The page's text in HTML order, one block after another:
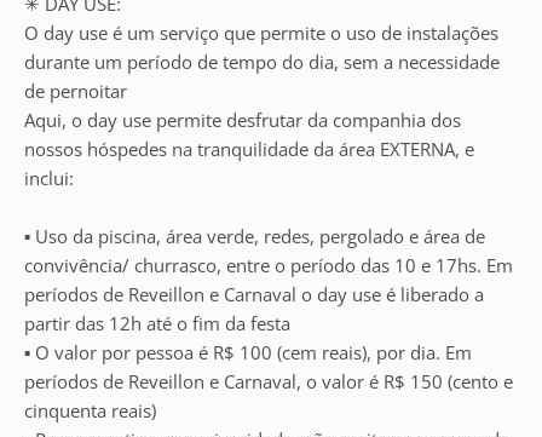
O day use é um serviço que permite o uso de instalações
durante um período de tempo do dia, sem a necessidade
de pernoitar
Aqui, o day use permite desfrutar da companhia dos
nossos hóspedes na tranquilidade da área EXTERNA, e
inclui:
▪ Uso da piscina, área verde, redes, pergolado e área de
convivência/ churrasco, entre o período das 10 e 17hs. Em
períodos de Reveillon e Carnaval o day use é liberado a
partir das 12h até o fim da festa
▪ O valor por pessoa é R$ 100 (cem reais), por dia. Em
períodos de Reveillon e Carnaval, o valor é R$ 150 (cento e
cinquenta reais)